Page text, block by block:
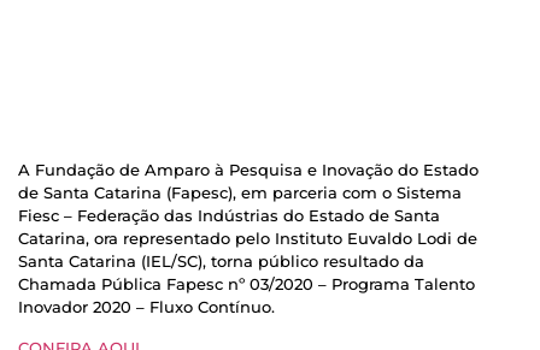
A Fundação de Amparo à Pesquisa e Inovação do Estado
de Santa Catarina (Fapesc), em parceria com o Sistema
Fiesc – Federação das Indústrias do Estado de Santa
Catarina, ora representado pelo Instituto Euvaldo Lodi de
Santa Catarina (IEL/SC), torna público resultado da
Chamada Pública Fapesc nº 03/2020 – Programa Talento
Inovador 2020 – Fluxo Contínuo.